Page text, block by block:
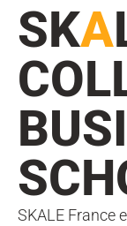
SKA
SKALE France